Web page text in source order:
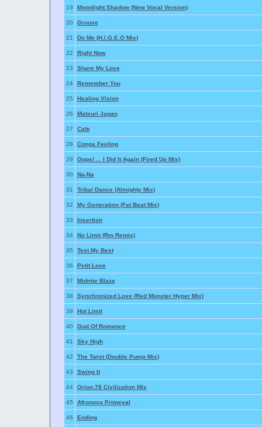
19 Moonlight Shadow (New Vocal Version)
20 Groove
21 Do Me (H.I.G.E.O Mix)
22 Right Now
23 Share My Love
24 Remember You
25 Healing Vision
26 Matsuri Japan
27 Cafe
28 Conga Feeling
29 Oops! ... I Did It Again (Fired Up Mix)
30 Na-Na
31 Tribal Dance (Almighty Mix)
32 My Generation (Fat Beat Mix)
33 Insertion
34 No Limit (Rm Remix)
35 Test My Best
36 Petit Love
37 Midnite Blaze
38 Synchronized Love (Red Monster Hyper Mix)
39 Hot Limit
40 God Of Romance
41 Sky High
42 The Twist (Double Pump Mix)
43 Swing It
44 Orion.78 Civilization Mix
45 Afronova Primeval
46 Ending